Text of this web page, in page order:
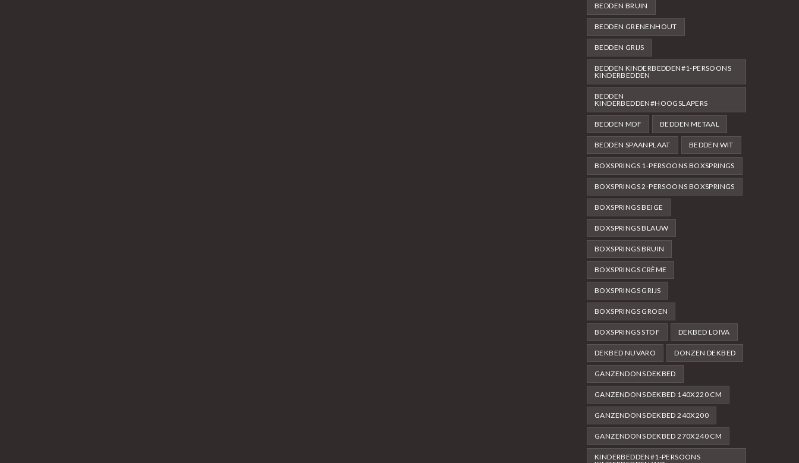
BEDDEN BRUIN
BEDDEN GRENENHOUT
BEDDEN GRIJS
BEDDEN KINDERBEDDEN#1-PERSOONS
KINDERBEDDEN
BEDDEN
KINDERBEDDEN#HOOGSLAPERS
BEDDEN MDF BEDDEN METAAL
BEDDEN SPAANPLAAT BEDDEN WIT
BOXSPRINGS 1-PERSOONS BOXSPRINGS
BOXSPRINGS 2-PERSOONS BOXSPRINGS
BOXSPRINGS BEIGE
BOXSPRINGS BLAUW
BOXSPRINGS BRUIN
BOXSPRINGS CRÈME
BOXSPRINGS GRIJS
BOXSPRINGS GROEN
BOXSPRINGS STOF DEKBED LOIVA
DEKBED NUVARO DONZEN DEKBED
GANZENDONS DEKBED
GANZENDONS DEKBED 140X220 CM
GANZENDONS DEKBED 240X200
GANZENDONS DEKBED 270X240 CM
KINDERBEDDEN#1-PERSOONS